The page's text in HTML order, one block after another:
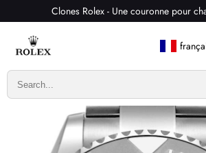
Clones Rolex - Une couronne pour
Écrire un
Seuls les clients ayant acheté cet article
laisser un commentaire.